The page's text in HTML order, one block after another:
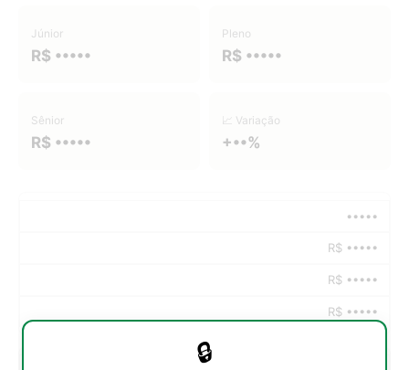
Júnior
R$ •••••
Pleno
R$ •••••
Sênior
R$ •••••
📈 Variação
+••%
•••••
R$ •••••
R$ •••••
R$ •••••
🔒